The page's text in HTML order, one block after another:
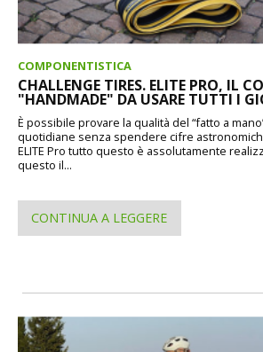
COMPONENTISTICA
CHALLENGE TIRES. ELITE PRO, IL
"HANDMADE" DA USARE TUTTI I
È possibile provare la qualità del “fatto a
quotidiane senza spendere cifre
ELITE Pro tutto questo è assolutamente
questo il...
CONTINUA A LEGGERE